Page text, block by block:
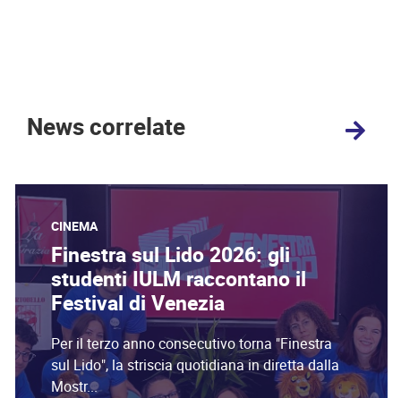
News correlate
CINEMA
Finestra sul Lido 2026: gli
studenti IULM raccontano il
Festival di Venezia
Per il terzo anno consecutivo torna "Finestra
sul Lido", la striscia quotidiana in diretta dalla
Mostr...